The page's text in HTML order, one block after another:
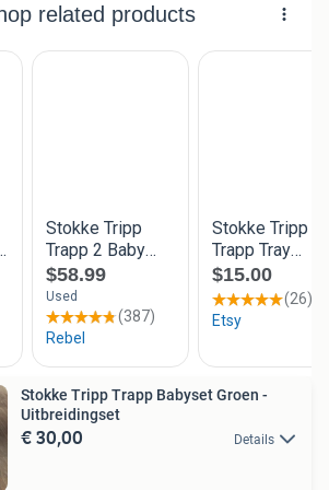
Stokke Tripp Trapp Babyset Groen -
Uitbreidingset
€ 30,00 Details